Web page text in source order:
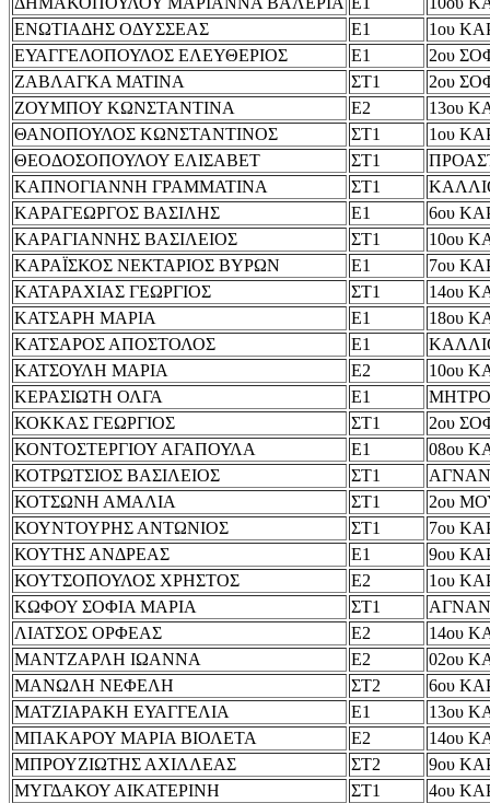
ΕΝΩΤΙΑΔΗΣ ΟΔΥΣΣΕΑΣ
Ε1
1ου
ΕΥΑΓΓΕΛΟΠΟΥΛΟΣ ΕΛΕΥΘΕΡΙΟΣ
Ε1
2ου
ΖΑΒΛΑΓΚΑ ΜΑΤΙΝΑ
ΣΤ1
2ου
ΖΟΥΜΠΟΥ ΚΩΝΣΤΑΝΤΙΝΑ
Ε2
13ου
ΘΑΝΟΠΟΥΛΟΣ ΚΩΝΣΤΑΝΤΙΝΟΣ
ΣΤ1
1ου
ΘΕΟΔΟΣΟΠΟΥΛΟΥ ΕΛΙΣΑΒΕΤ
ΣΤ1
ΚΑΠΝΟΓΙΑΝΝΗ ΓΡΑΜΜΑΤΙΝΑ
ΣΤ1
ΚΑΡΑΓΕΩΡΓΟΣ ΒΑΣΙΛΗΣ
Ε1
6ου
ΚΑΡΑΓΙΑΝΝΗΣ ΒΑΣΙΛΕΙΟΣ
ΣΤ1
10ου
ΚΑΡΑΪΣΚΟΣ ΝΕΚΤΑΡΙΟΣ ΒΥΡΩΝ
Ε1
7ου
ΚΑΤΑΡΑΧΙΑΣ ΓΕΩΡΓΙΟΣ
ΣΤ1
14ου
ΚΑΤΣΑΡΗ ΜΑΡΙΑ
Ε1
18ου
ΚΑΤΣΑΡΟΣ ΑΠΟΣΤΟΛΟΣ
Ε1
ΚΑΤΣΟΥΛΗ ΜΑΡΙΑ
Ε2
10ου
ΚΕΡΑΣΙΩΤΗ ΟΛΓΑ
Ε1
ΚΟΚΚΑΣ ΓΕΩΡΓΙΟΣ
ΣΤ1
2ου
ΚΟΝΤΟΣΤΕΡΓΙΟΥ ΑΓΑΠΟΥΛΑ
Ε1
08ου
ΚΟΤΡΩΤΣΙΟΣ ΒΑΣΙΛΕΙΟΣ
ΣΤ1
ΚΟΤΣΩΝΗ ΑΜΑΛΙΑ
ΣΤ1
2ου
ΚΟΥΝΤΟΥΡΗΣ ΑΝΤΩΝΙΟΣ
ΣΤ1
7ου
ΚΟΥΤΗΣ ΑΝΔΡΕΑΣ
Ε1
9ου
ΚΟΥΤΣΟΠΟΥΛΟΣ ΧΡΗΣΤΟΣ
Ε2
1ου
ΚΩΦΟΥ ΣΟΦΙΑ ΜΑΡΙΑ
ΣΤ1
ΛΙΑΤΣΟΣ ΟΡΦΕΑΣ
Ε2
14ου
ΜΑΝΤΖΑΡΛΗ ΙΩΑΝΝΑ
Ε2
02ου
ΜΑΝΩΛΗ ΝΕΦΕΛΗ
ΣΤ2
6ου
ΜΑΤΖΙΑΡΑΚΗ ΕΥΑΓΓΕΛΙΑ
Ε1
13ου
ΜΠΑΚΑΡΟΥ ΜΑΡΙΑ ΒΙΟΛΕΤΑ
Ε2
14ου
ΜΠΡΟΥΖΙΩΤΗΣ ΑΧΙΛΛΕΑΣ
ΣΤ2
9ου
ΜΥΓΔΑΚΟΥ ΑΙΚΑΤΕΡΙΝΗ
ΣΤ1
4ου